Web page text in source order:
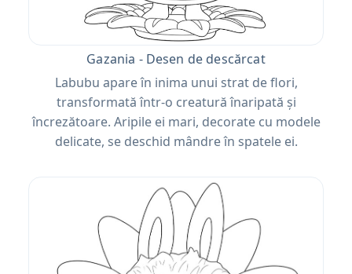
Gazania - Desen de descărcat
Labubu apare în inima unui strat de flori,
transformată într-o creatură înaripată și
încrezătoare. Aripile ei mari, decorate cu modele
delicate, se deschid mândre în spatele ei.